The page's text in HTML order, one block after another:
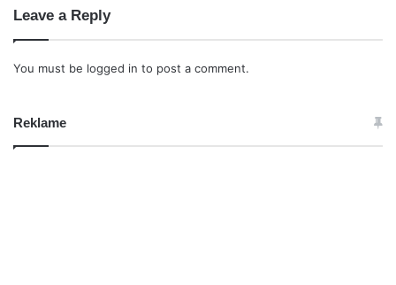
Leave a Reply
You must be logged in to post a comment.
Reklame